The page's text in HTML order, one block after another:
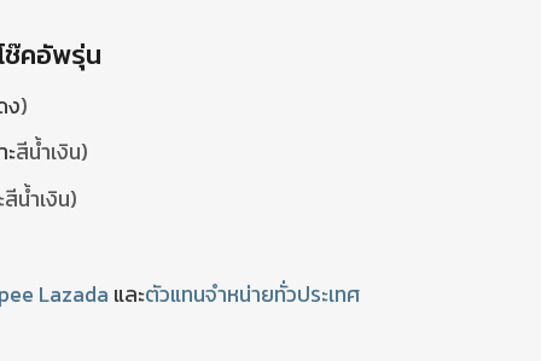
ช๊คอัพรุ่น
ง)
สีน้ำเงิน)
สีน้ำเงิน)
Lazada และตัวแทนจำหน่ายทั่วประเทศ